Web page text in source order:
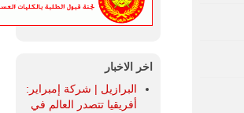
اخر الاخبار
البرازيل | شركة إمبراير:
أفريقيا تتصدر العالم في